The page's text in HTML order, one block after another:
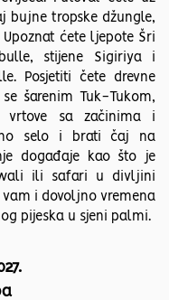
bujne tropske džungle,
ćete ljepote Šri
stijene Sigiriya i
Posjetiti čete drevne
šarenim Tuk-Tukom,
sa začinima i
selo i brati čaj na
događaje kao što je
ili safari u divljini
i dovoljno vremena
pijeska u sjeni palmi.